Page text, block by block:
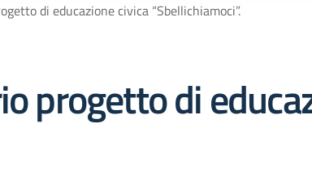
di educazione civica “Sbellichiamoci”.
progetto di